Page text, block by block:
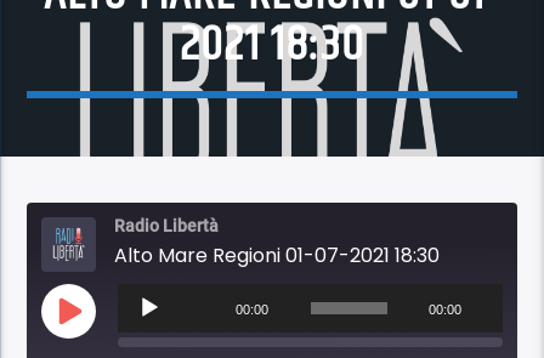
2021 18:30
Radio Libertà
Alto Mare Regioni 01-07-2021 18:30
Play
Episode
Audio
Player
00:00 00:00